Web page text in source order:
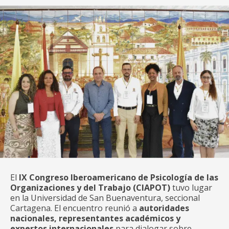
El IX Congreso Iberoamericano de Psicología de las
Organizaciones y del Trabajo (CIAPOT)tuvo lugar
en la Universidad de San Buenaventura, seccional
Cartagena. El encuentro reunió a autoridades
nacionales, representantes académicos y